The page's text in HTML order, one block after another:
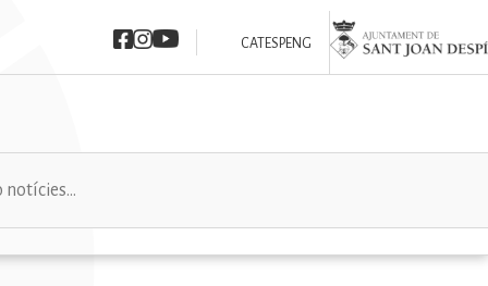
Imatge
Imatge
Imatge CAT ESPENG
Imatge